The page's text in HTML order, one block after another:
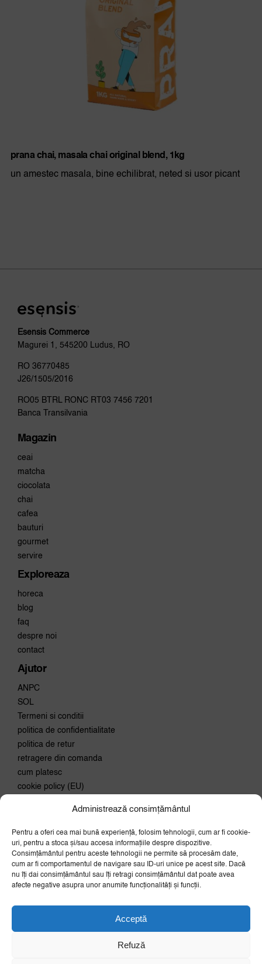
Administrează consimțământul
Pentru a oferi cea mai bună experiență, folosim tehnologii, cum ar fi cookie-
uri, pentru a stoca și/sau accesa informațiile despre dispozitive.
Consimțământul pentru aceste tehnologii ne permite să procesăm date,
cum ar fi comportamentul de navigare sau ID-uri unice pe acest site. Dacă
nu îți dai consimțământul sau îți retragi consimțământul dat poate avea
afecte negative asupra unor anumite funcționalități și funcții.
Acceptă
Refuză
prana chai, masala chai original blend, 1kg
un amestec masala, bine echilibrat, neted si usor picant
Esensis Commerce
Magurei 1, 545200 Ludus, RO
RO 36770485
J26/1505/2016
RO05 BTRL RONC RT03 7456 7201
Banca Transilvania
Magazin
ceai
matcha
ciocolata
chai
cafea
bauturi
gourmet
servire
Exploreaza
horeca
blog
faq
despre noi
contact
Ajutor
ANPC
SOL
Termeni si conditii
politica de confidentialitate
politica de retur
retragere din comanda
cum platesc
cookie policy (EU)
Aboneaza-te la newsletter si
primeste 10% discount la prima
comanda.
OK